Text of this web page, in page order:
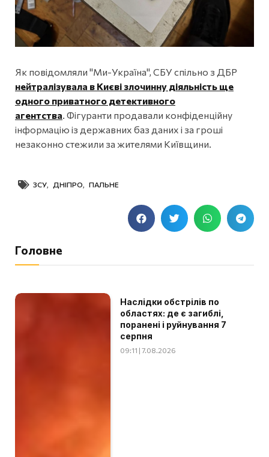
Як повідомляли "Ми-Україна", СБУ спільно з ДБР
нейтралізувала в Києві злочинну діяльність ще
одного приватного детективного
агентства. Фігуранти продавали конфіденційну
інформацію із державних баз даних і за гроші
незаконно стежили за жителями Київщини.
ЗСУ, ДНІПРО, ПАЛЬНЕ
Головне
Наслідки обстрілів по
областях: де є загиблі,
поранені і руйнування 7
серпня
09:11 | 7.08.2026